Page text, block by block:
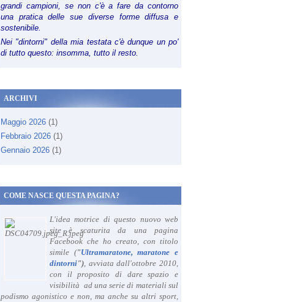
grandi campioni, se non c'è a fare da contorno
una pratica delle sue diverse forme diffusa e
sostenibile.
Nei "dintorni" della mia testata c'è dunque un po'
di tutto questo: insomma, tutto il resto.
ARCHIVI
Maggio 2026 (1)
Febbraio 2026 (1)
Gennaio 2026 (1)
COME NASCE QUESTA PAGINA?
L'idea motrice di questo nuovo web
site è scaturita da una pagina
Facebook che ho creato, con titolo
simile ("Ultramaratone, maratone e
dintorni"), avviata dall'ottobre 2010,
con il proposito di dare spazio e
visibilità ad una serie di materiali sul
podismo agonistico e non, ma anche su altri sport,